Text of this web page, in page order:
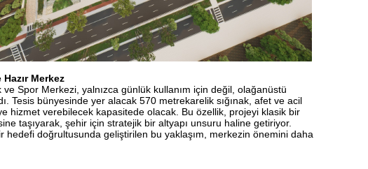
Merkez
Spor Merkezi, yalnızca günlük kullanım için değil, olağanüstü
Tesis bünyesinde yer alacak 570 metrekarelik sığınak, afet ve acil
hizmet verebilecek kapasitede olacak. Bu özellik, projeyi klasik bir
taşıyarak, şehir için stratejik bir altyapı unsuru haline getiriyor.
hedefi doğrultusunda geliştirilen bu yaklaşım, merkezin önemini daha